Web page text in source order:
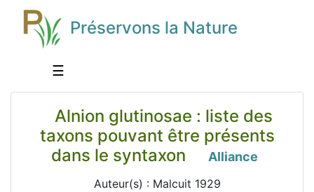
Préservons la Nature
☰
Alnion glutinosae : liste des
taxons pouvant être présents
dans le syntaxon
Alliance
Auteur(s) : Malcuit 1929